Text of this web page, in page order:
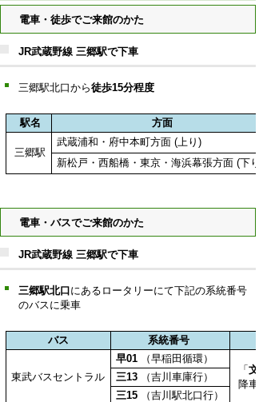
電車・徒歩でご来館のかた
JR武蔵野線 三郷駅で下車
三郷駅北口から徒歩15分程度
駅名 方面
三郷駅
武蔵浦和・府中本町方面 (上り)
新松戸・西船橋・東京・海浜幕張方面 (下
電車・バスでご来館のかた
JR武蔵野線 三郷駅で下車
三郷駅北口 にあるロータリーにて下記の系統番号
のバスに乗車
バス 系統番号
東武バスセントラル
早01
（早稲田循環）
「
降
三13
（吉川車庫行）
三15
（吉川駅北口行）